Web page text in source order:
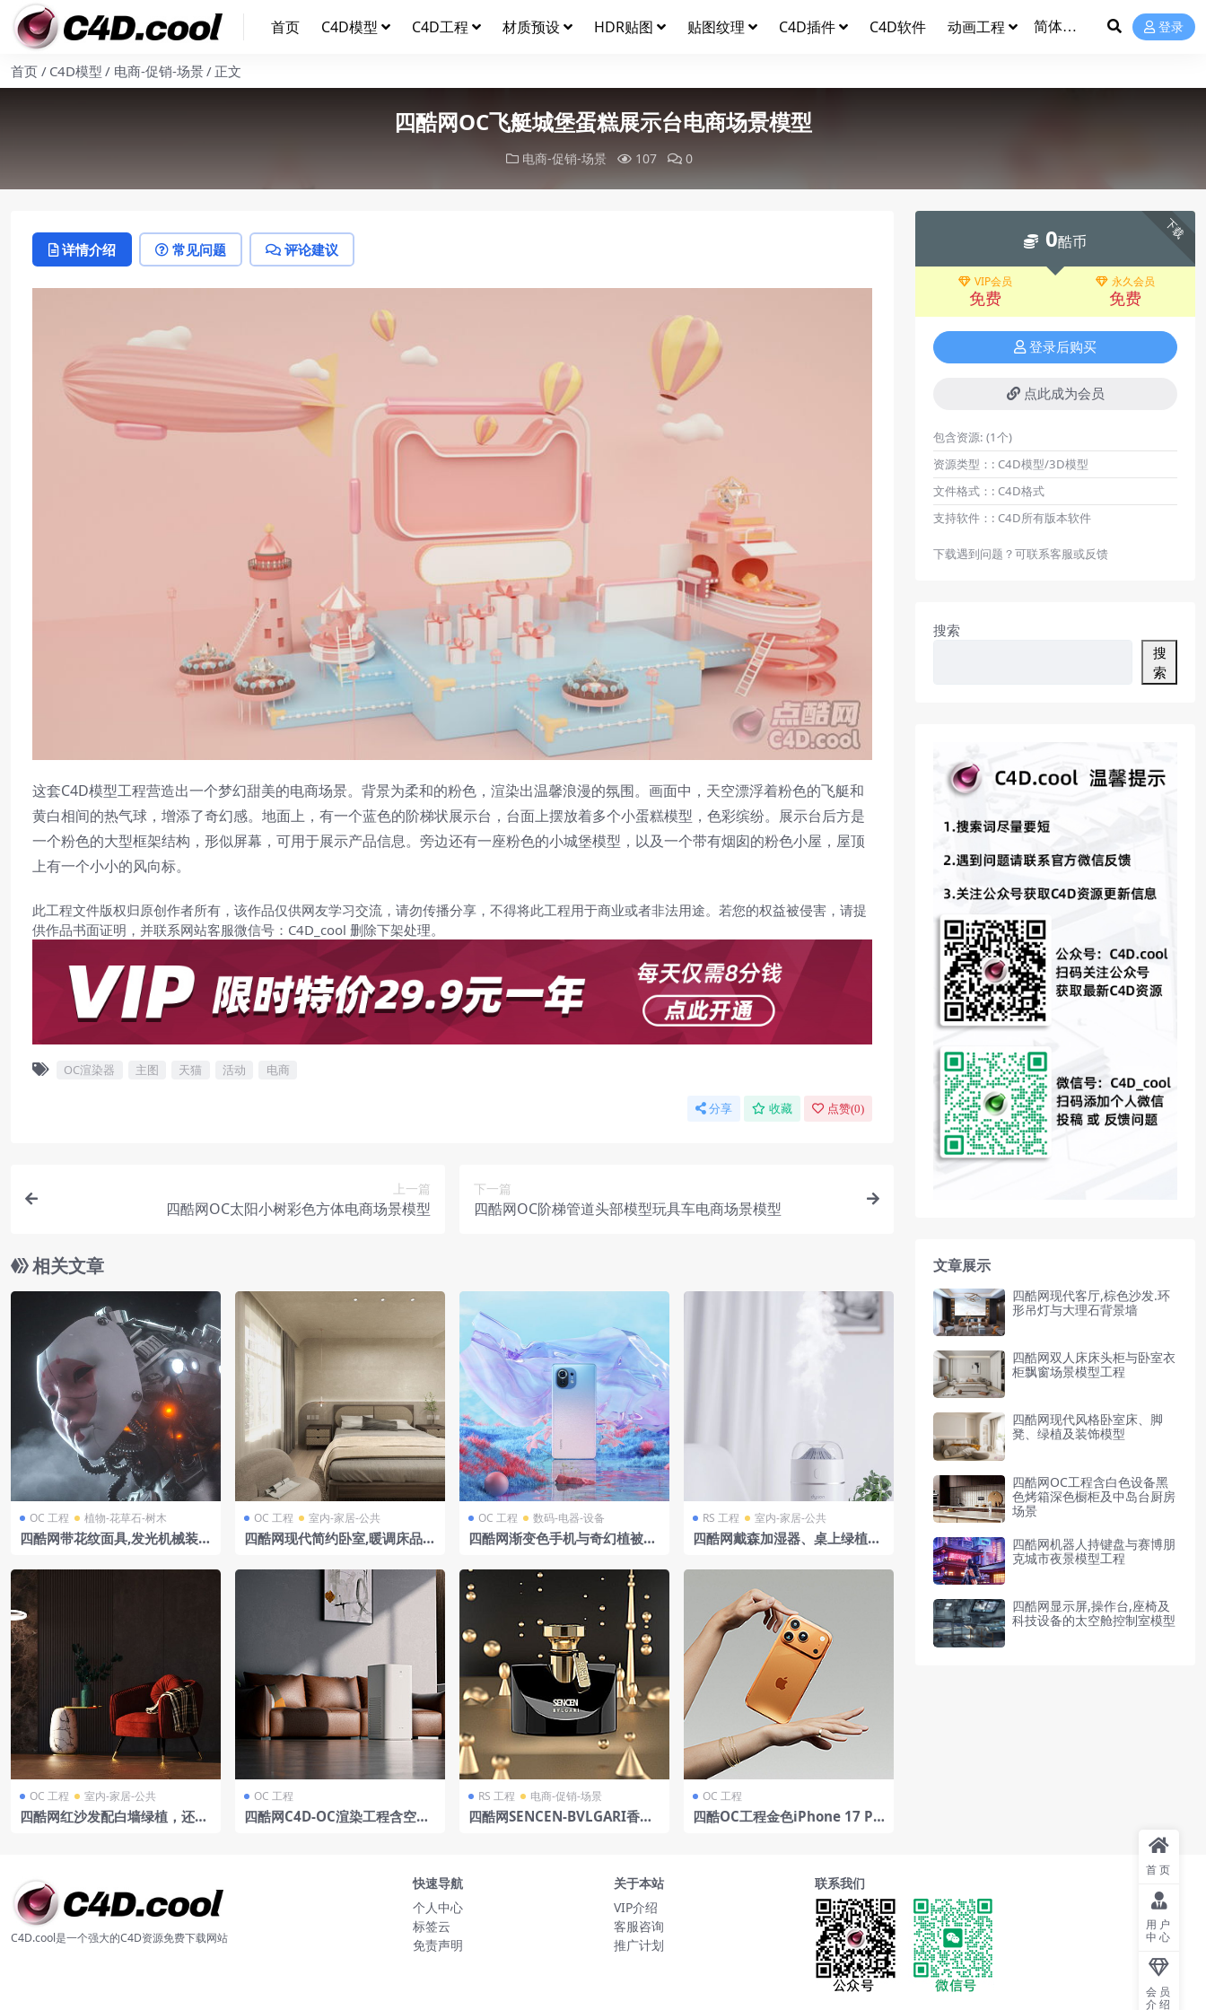
首页 C4D模型 C4D工程 材质预设 HDR贴图 贴图纹理 C4D插件 C4D软件 动画工程 登录
首页 C4D模型 电商-促销-场景 正文
四酷网OC飞艇城堡蛋糕展示台电商场景模型
电商-促销-场景 107 0
详情介绍 常见问题 评论建议
这套C4D模型工程营造出一个梦幻甜美的电商场景。背景为柔和的粉色，渲染出温馨浪漫的氛围。画面中，天空漂浮着粉色的飞艇和
黄白相间的热气球，增添了奇幻感。地面上，有一个蓝色的阶梯状展示台，台面上摆放着多个小蛋糕模型，色彩缤纷。展示台后方是
一个粉色的大型框架结构，形似屏幕，可用于展示产品信息。旁边还有一座粉色的小城堡模型，以及一个带有烟囱的粉色小屋，屋顶
上有一个小小的风向标。
此工程文件版权归原创作者所有，该作品仅供网友学习交流，请勿传播分享，不得将此工程用于商业或者非法用途。若您的权益被侵害，请提
供作品书面证明，并联系网站客服微信号：C4D_cool 删除下架处理。
OC渲染器 主图 天猫 活动 电商
分享 收藏 点赞(0)
上一篇
四酷网OC太阳小树彩色方体电商场景模型
下一篇
四酷网OC阶梯管道头部模型玩具车电商场景模型
相关文章
OC 工程 植物-花草石-树木
四酷网带花纹面具,发光机械装置
OC 工程 室内-家居-公共
四酷网现代简约卧室,暖调床品配
OC 工程 数码-电器-设备
四酷网渐变色手机与奇幻植被水
RS 工程 室内-家居-公共
四酷网戴森加湿器、桌上绿植及
OC 工程 室内-家居-公共
四酷网红沙发配白墙绿植，还有
OC 工程
四酷网C4D-OC渲染工程含空气
RS 工程 电商-促销-场景
四酷网SENCEN-BVLGARI香水
OC 工程
四酷OC工程金色iPhone 17 Pr
下载
0酷币
VIP会员
免费
永久会员
免费
登录后购买
点此成为会员
包含资源: (1个)
资源类型：: C4D模型/3D模型
文件格式：: C4D格式
支持软件：: C4D所有版本软件
下载遇到问题？可联系客服或反馈
搜索
搜
索
文章展示
四酷网现代客厅,棕色沙发.环
形吊灯与大理石背景墙
四酷网双人床床头柜与卧室衣
柜飘窗场景模型工程
四酷网现代风格卧室床、脚
凳、绿植及装饰模型
四酷网OC工程含白色设备黑
色烤箱深色橱柜及中岛台厨房
场景
四酷网机器人持键盘与赛博朋
克城市夜景模型工程
四酷网显示屏,操作台,座椅及
科技设备的太空舱控制室模型
C4D.cool是一个强大的C4D资源免费下载网站
快速导航
个人中心
标签云
免责声明
关于本站
VIP介绍
客服咨询
推广计划
联系我们
首页
用户
中心
会员
介绍